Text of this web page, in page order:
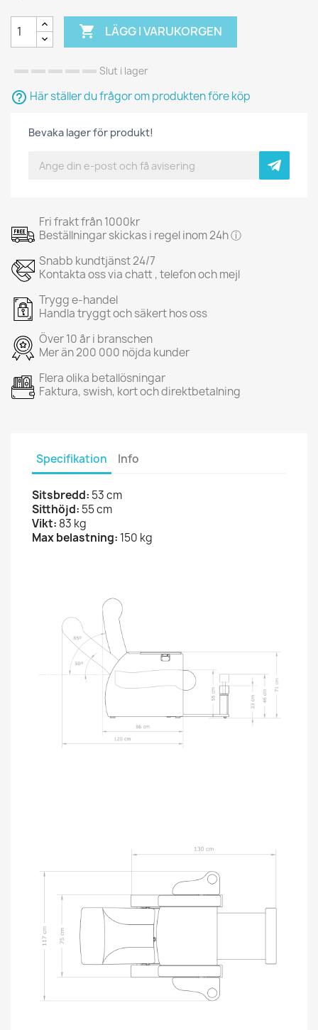
 LÄGG I VARUKORGEN
Slut i lager
help_outline Här ställer du frågor om produkten före köp
Bevaka lager för produkt!
Fri frakt från 1000kr
Beställningar skickas i regel inom 24h ⓘ
Snabb kundtjänst 24/7
Kontakta oss via chatt , telefon och mejl
Trygg e-handel
Handla tryggt och säkert hos oss
Över 10 år i branschen
Mer än 200 000 nöjda kunder
Flera olika betallösningar
Faktura, swish, kort och direktbetalning
Specifikation Info
Sitsbredd: 53 cm
Sitthöjd: 55 cm
Vikt: 83 kg
Max belastning: 150 kg